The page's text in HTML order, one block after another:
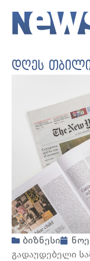
დღეს
ბიზნესი
გადაუდებელი